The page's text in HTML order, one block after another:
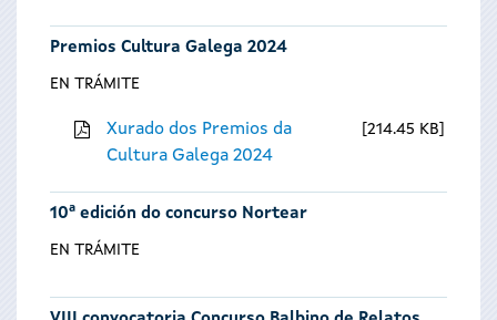
Premios Cultura Galega 2024
EN TRÁMITE
Xurado dos Premios da
Cultura Galega 2024
214.45 KB
10ª edición do concurso Nortear
EN TRÁMITE